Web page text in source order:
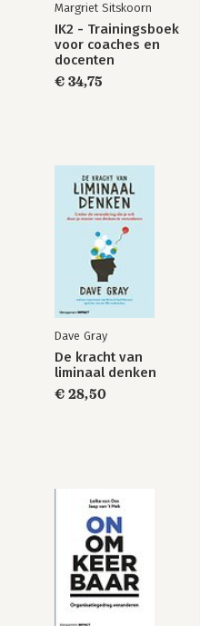
Jaarcongres
Veranderen met
Impact
Margriet Sitskoorn
IK2 - Trainingsboek
voor coaches en
docenten
€ 34,75
Dave Gray
De kracht van
liminaal denken
€ 28,50